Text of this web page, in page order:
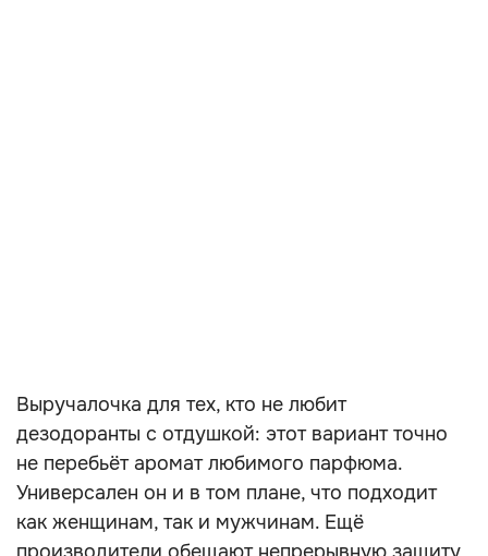
Выручалочка для тех, кто не любит
дезодоранты с отдушкой: этот вариант точно
не перебьёт аромат любимого парфюма.
Универсален он и в том плане, что подходит
как женщинам, так и мужчинам. Ещё